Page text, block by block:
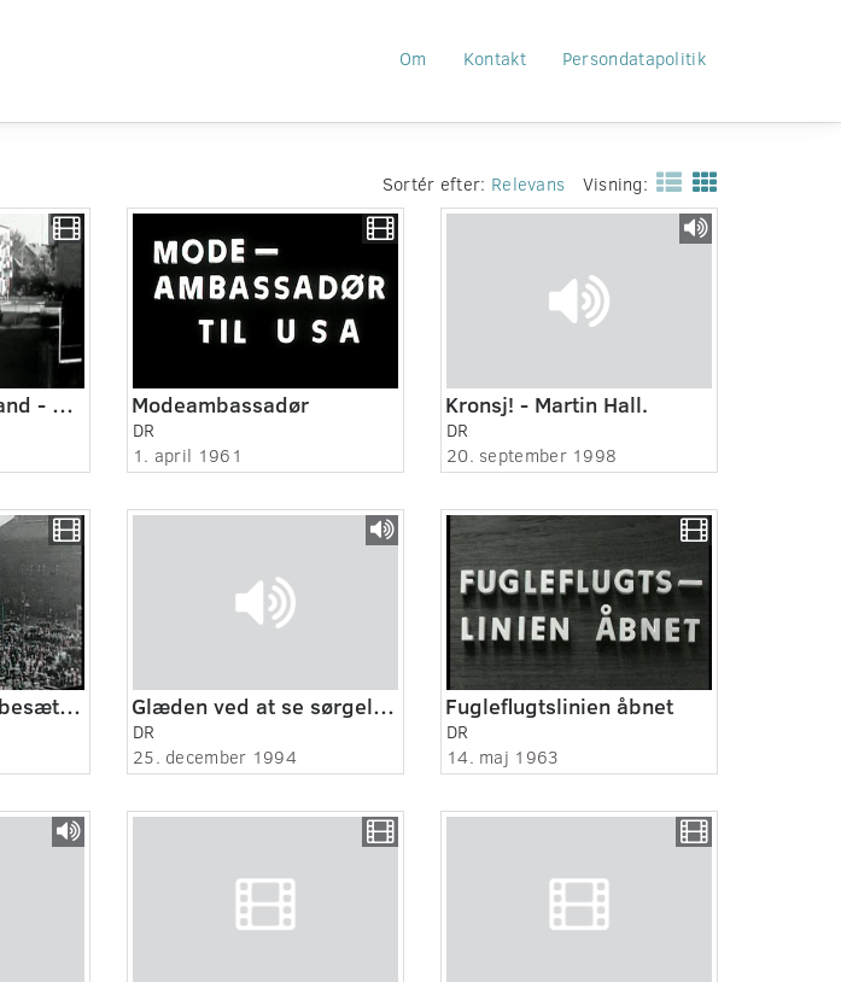
Om Kontakt Persondatapolitik
Sortér efter: Relevans Visning:
Nord og Vestsjælland - Birkerød og omegn 1940 Modeambassadør
DR
1. april 1961
Kronsj! - Martin Hall.
DR
20. september 1998
København under besættelsen 1940-45 Glæden ved at se sørgelige film
DR
25. december 1994
Fugleflugtslinien åbnet
DR
14. maj 1963